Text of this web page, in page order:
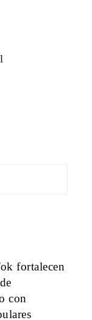
fortalecen
con